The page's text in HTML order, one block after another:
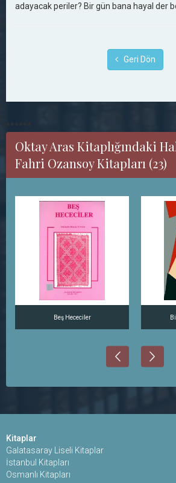
adayacak periler? Bir gün bana hayal der
Geri Dön
******
Oktay Aras Kitaplığındaki
Fahri Ozansoy Kitapları (23)
Beş Hececiler
Kitaplar
Galatasaray Liseli Kitaplar
İstanbul Kitapları
Osmanlı Kitapları